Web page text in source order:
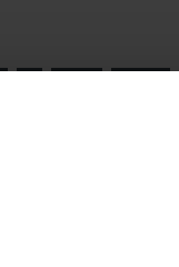
cutting
pliers
6